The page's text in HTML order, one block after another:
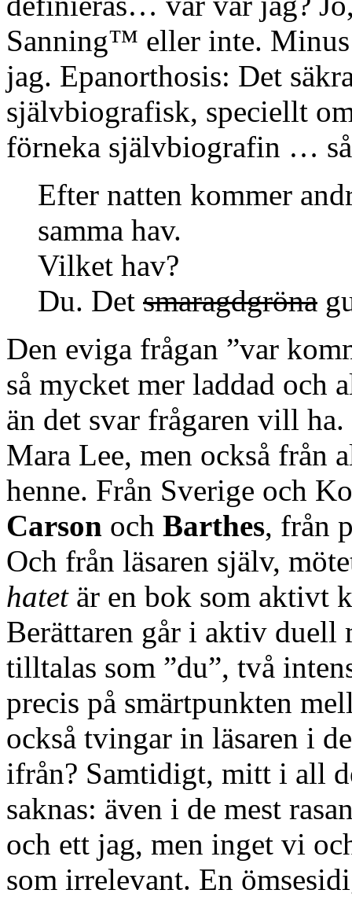
Sanning™ eller inte. Minus
jag. Epanorthosis: Det
självbiografisk, speciellt
förneka självbiografin … så
Efter natten kommer
samma hav.
Vilket hav?
Du. Det smaragdgröna
Den eviga frågan ”var
så mycket mer laddad och
än det svar frågaren vill
Mara Lee, men också från
henne. Från Sverige och
Carson och Barthes, från
Och från läsaren själv,
hatetär en bok som aktivt
Berättaren går i aktiv duell
tilltalas som ”du”, två
precis på smärtpunkten
också tvingar in läsaren i
ifrån? Samtidigt, mitt i all
saknas: även i de mest
och ett jag, men inget vi
som irrelevant. En